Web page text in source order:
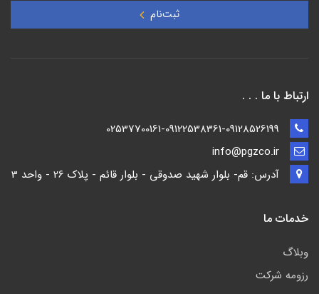
ثبت‌نام
ارتباط با ما . . .
آدرس: قم- بلوار شهید صدوقی - بلوار قائم - پلاک 26 - واحد 3
خدمات ما
وبلاگ
رزومه شرکت